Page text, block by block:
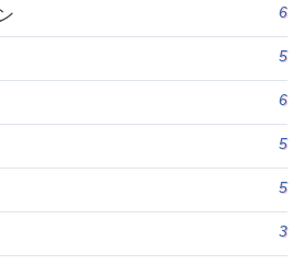
6
5
6
5
5
3